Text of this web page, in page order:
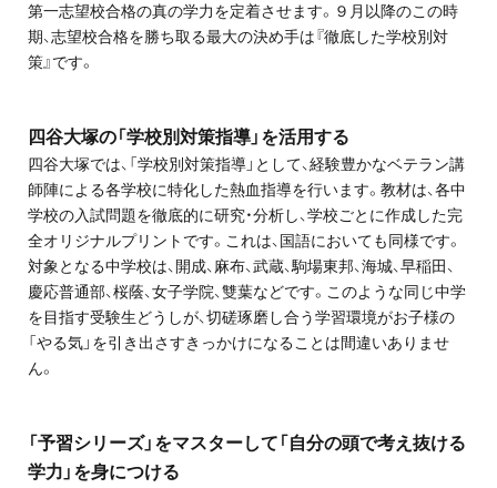
第一志望校合格の真の学力を定着させます。９月以降のこの時
期、志望校合格を勝ち取る最大の決め手は『徹底した学校別対
策』です。
四谷大塚の「学校別対策指導」を活用する
四谷大塚では、「学校別対策指導」として、経験豊かなベテラン講
師陣による各学校に特化した熱血指導を行います。教材は、各中
学校の入試問題を徹底的に研究・分析し、学校ごとに作成した完
全オリジナルプリントです。これは、国語においても同様です。
対象となる中学校は、開成、麻布、武蔵、駒場東邦、海城、早稲田、
慶応普通部、桜蔭、女子学院、雙葉などです。このような同じ中学
を目指す受験生どうしが、切磋琢磨し合う学習環境がお子様の
「やる気」を引き出さすきっかけになることは間違いありませ
ん。
「予習シリーズ」をマスターして「自分の頭で考え抜ける
学力」を身につける